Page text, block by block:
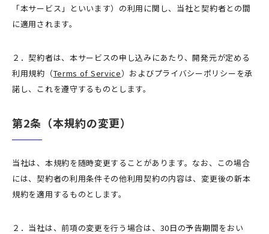
「本サービス」といいます）の利用に関し、当社と契約者との間
に適用されます。
２．契約者は、本サービスの申し込みにあたり、開発元が定める
利用規約（Terms of Service）およびプライバシーポリシーを承
諾し、これを遵守するものとします。
第2条（本規約の変更）
当社は、本規約を随時変更することがあります。なお、この場合
には、契約者の利用条件その他利用契約の内容は、変更後の新本
規約を適用するものとします。
２．当社は、前項の変更を行う場合は、30日の予告期間をおい